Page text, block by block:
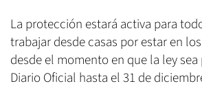
La protección estará activa para
trabajar desde casas por estar en
desde el momento en que la ley
Diario Oficial hasta el 31 de